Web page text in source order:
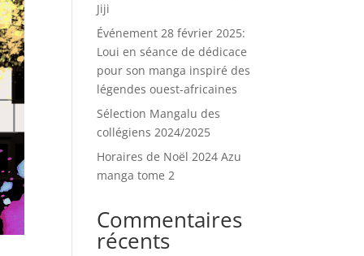
Jiji
Événement 28 février 2025:
Loui en séance de dédicace
pour son manga inspiré des
légendes ouest-africaines
Sélection Mangalu des
collégiens 2024/2025
Horaires de Noël 2024 Azu
manga tome 2
Commentaires
récents